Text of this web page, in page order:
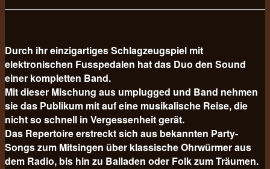
Durch ihr einzigartiges Schlagzeugspiel mit
elektronischen Fusspedalen hat das Duo den Sound
einer kompletten Band.
Mit dieser Mischung aus umplugged und Band nehmen
sie das Publikum mit auf eine musikalische Reise, die
nicht so schnell in Vergessenheit gerät.
Das Repertoire erstreckt sich aus bekannten Party-
Songs zum Mitsingen über klassische Ohrwürmer aus
dem Radio, bis hin zu Balladen oder Folk zum Träumen.